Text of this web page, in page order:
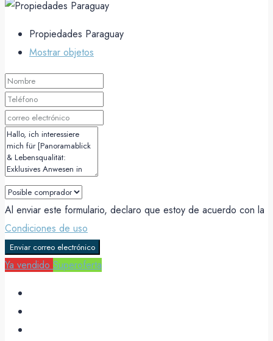
Propiedades Paraguay
Mostrar objetos
Al enviar este formulario, declaro que estoy de acuerdo con la
Condiciones de uso
Enviar correo electrónico
Ya vendido Superoferta